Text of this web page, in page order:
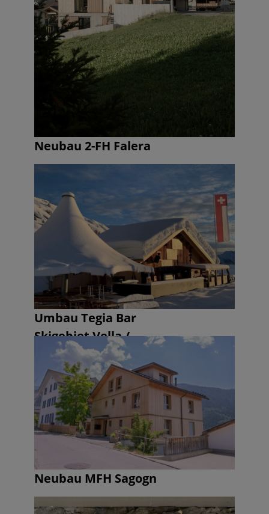
Neubau 2-FH Falera
Umbau Tegia Bar
Skigebiet Vella /
Obersaxen
Neubau MFH Sagogn